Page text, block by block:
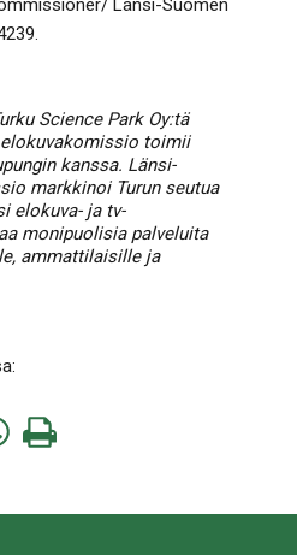
Länsi-Suomen
Science Park Oy:tä
toimii
kanssa. Länsi-
markkinoi Turun seutua
elokuva- ja tv-
monipuolisia palveluita
ammattilaisille ja
Tulosta